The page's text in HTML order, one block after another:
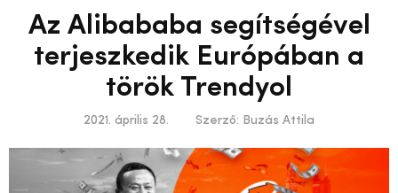
Az Alibababa segítségével
terjeszkedik Európában a
török Trendyol
2021. április 28. Szerző: Buzás Attila